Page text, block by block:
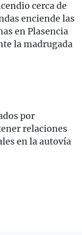
cerca de
enciende las
en Plasencia
la madrugada
por
relaciones
en la autovía